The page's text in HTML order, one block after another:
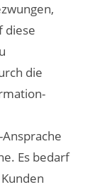
diese
die
Es bedarf